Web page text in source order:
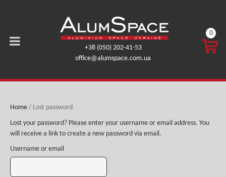
+38 (050) 202-41-53
office@alumspace.com.ua
CART
0
Home / Lost password
Lost your password? Please enter your username or email address. You
will receive a link to create a new password via email.
Username or email